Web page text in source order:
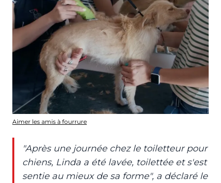
Aimer les amis à fourrure
"Après une journée chez le toiletteur pour
chiens, Linda a été lavée, toilettée et s'est
sentie au mieux de sa forme", a déclaré le